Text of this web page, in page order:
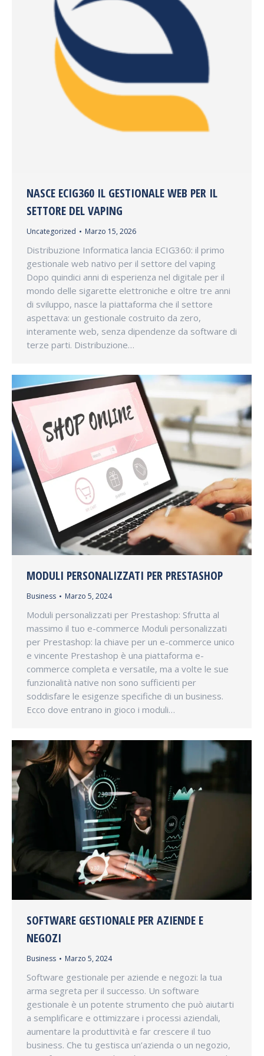
NASCE ECIG360 IL GESTIONALE WEB PER IL
SETTORE DEL VAPING
Uncategorized Marzo 15, 2026
Distribuzione Informatica lancia ECIG360: il primo
gestionale web nativo per il settore del vaping
Dopo quindici anni di esperienza nel digitale per il
mondo delle sigarette elettroniche e oltre tre anni
di sviluppo, nasce la piattaforma che il settore
aspettava: un gestionale costruito da zero,
interamente web, senza dipendenze da software di
terze parti. Distribuzione…
MODULI PERSONALIZZATI PER PRESTASHOP
Business Marzo 5, 2024
Moduli personalizzati per Prestashop: Sfrutta al
massimo il tuo e-commerce Moduli personalizzati
per Prestashop: la chiave per un e-commerce unico
e vincente Prestashop è una piattaforma e-
commerce completa e versatile, ma a volte le sue
funzionalità native non sono sufficienti per
soddisfare le esigenze specifiche di un business.
Ecco dove entrano in gioco i moduli…
SOFTWARE GESTIONALE PER AZIENDE E
NEGOZI
Business Marzo 5, 2024
Software gestionale per aziende e negozi: la tua
arma segreta per il successo. Un software
gestionale è un potente strumento che può aiutarti
a semplificare e ottimizzare i processi aziendali,
aumentare la produttività e far crescere il tuo
business. Che tu gestisca un’azienda o un negozio,